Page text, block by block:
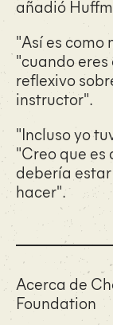
añadió
"Así es como
"cuando eres
reflexivo
instructor".
"Incluso yo
"Creo que
debería
hacer".
Acerca de
Foundation